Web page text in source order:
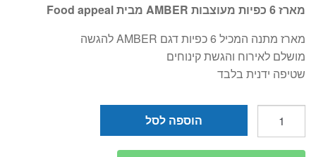
היה:
₪25.
הוא:
₪19.
מארז 6 כפיות מעוצבות AMBER מבית Food appeal
מארז מתנה המכיל 6 כפיות דגם AMBER להגשה
מושלם לאירוח והגשת קינוחים
שטיפה ידנית בלבד
סט
הוספה לסל